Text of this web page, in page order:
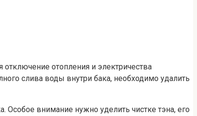
отопления и электричества
слива воды внутри бака, необходимо удалить
Особое внимание нужно уделить чистке тэна, его